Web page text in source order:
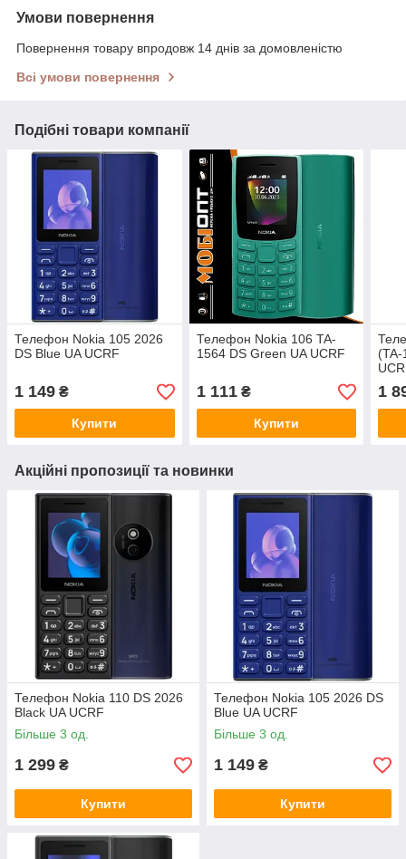
Умови повернення
Повернення товару впродовж 14 днів за домовленістю
Всі умови повернення
Подібні товари компанії
Телефон Nokia 105 2026
DS Blue UA UCRF
1 149 ₴
Купити
Телефон Nokia 106 TA-
1564 DS Green UA UCRF
1 111₴
Купити
1
Акційні пропозиції та новинки
Телефон Nokia 110 DS 2026
Black UA UCRF
Більше 3 од.
1 299 ₴
Купити
Телефон Nokia 105 2026 DS
Blue UA UCRF
Більше 3 од.
1 149 ₴
Купити